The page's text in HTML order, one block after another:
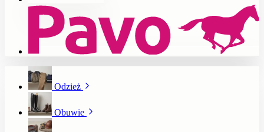
Odzież
Obuwie